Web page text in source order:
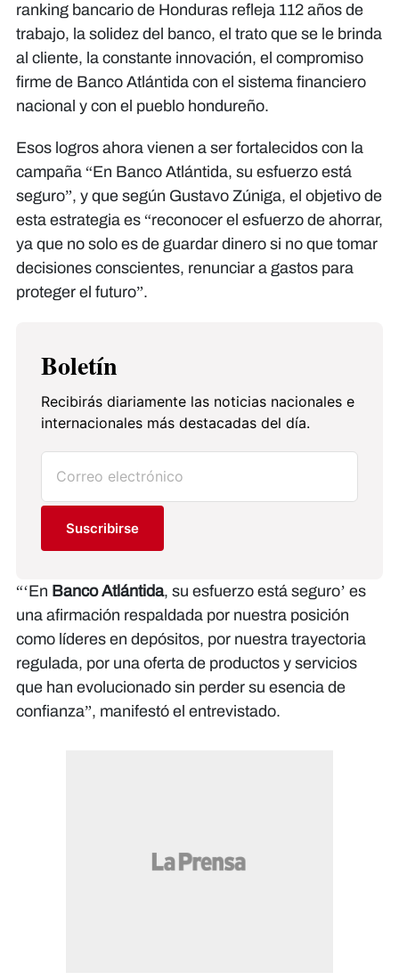
ranking bancario de Honduras refleja 112 años de
trabajo, la solidez del banco, el trato que se le brinda
al cliente, la constante innovación, el compromiso
firme de Banco Atlántida con el sistema financiero
nacional y con el pueblo hondureño.
Esos logros ahora vienen a ser fortalecidos con la
campaña “En Banco Atlántida, su esfuerzo está
seguro”, y que según Gustavo Zúniga, el objetivo de
esta estrategia es “reconocer el esfuerzo de ahorrar,
ya que no solo es de guardar dinero si no que tomar
decisiones conscientes, renunciar a gastos para
proteger el futuro”.
Boletín
Recibirás diariamente las noticias nacionales e
internacionales más destacadas del día.
Suscribirse
“‘En Banco Atlántida, su esfuerzo está seguro’ es
una afirmación respaldada por nuestra posición
como líderes en depósitos, por nuestra trayectoria
regulada, por una oferta de productos y servicios
que han evolucionado sin perder su esencia de
confianza”, manifestó el entrevistado.